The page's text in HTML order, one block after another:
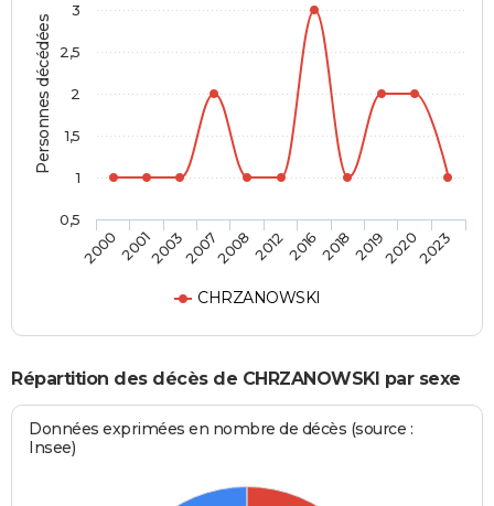
Personnes décédées
CHRZANOWSKI
20002001200320072008201220162018201920202023
0,5
1
1,5
2
2,5
3
Répartition des décès de CHRZANOWSKI par sexe
Données exprimées en nombre de décès (source :
Insee)